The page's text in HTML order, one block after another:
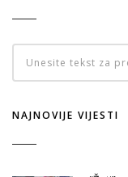
NAJNOVIJE VIJESTI